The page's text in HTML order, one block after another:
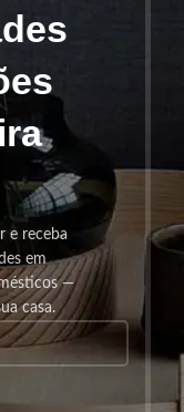
e receba
em
—
casa.